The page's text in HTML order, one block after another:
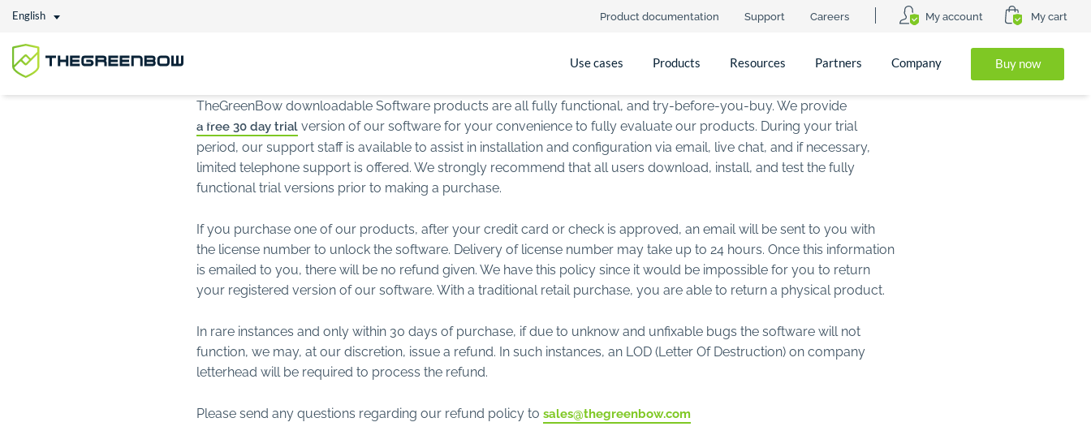
English Product documentation Support Careers My account My cart
Use cases Products Resources Partners Company Buy now
Terms and Conditions of Sale
TheGreenBow downloadable Software products are all fully functional, and try-before-you-buy. We provide
a free 30 day trial version of our software for your convenience to fully evaluate our products. During your trial
period, our support staff is available to assist in installation and configuration via email, live chat, and if necessary,
limited telephone support is offered. We strongly recommend that all users download, install, and test the fully
functional trial versions prior to making a purchase.
If you purchase one of our products, after your credit card or check is approved, an email will be sent to you with
the license number to unlock the software. Delivery of license number may take up to 24 hours. Once this information
is emailed to you, there will be no refund given. We have this policy since it would be impossible for you to return
your registered version of our software. With a traditional retail purchase, you are able to return a physical product.
In rare instances and only within 30 days of purchase, if due to unknow and unfixable bugs the software will not
function, we may, at our discretion, issue a refund. In such instances, an LOD (Letter Of Destruction) on company
letterhead will be required to process the refund.
Please send any questions regarding our refund policy to sales@thegreenbow.com